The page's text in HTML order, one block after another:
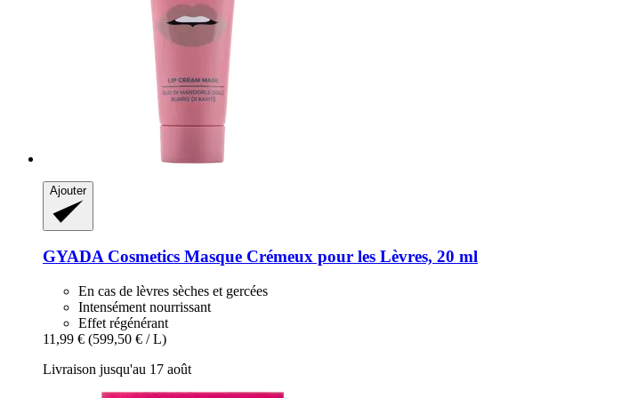
Ajouter
GYADA Cosmetics Masque Crémeux pour les Lèvres, 20 ml
En cas de lèvres sèches et gercées
Intensément nourrissant
Effet régénérant
11,99 € (599,50 € / L)
Livraison jusqu'au 17 août